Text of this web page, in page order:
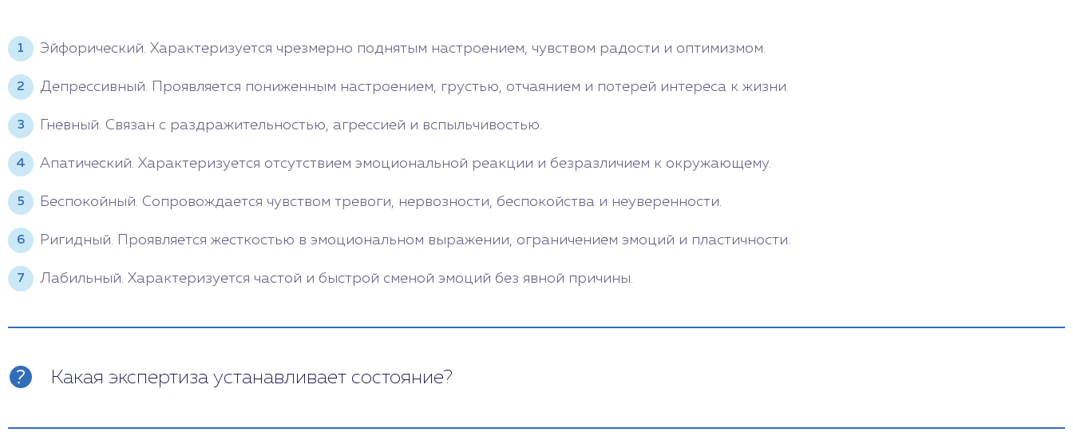
Эйфорический. Характеризуется чрезмерно поднятым настроением, чувством радости и оптимизмом.
Депрессивный. Проявляется пониженным настроением, грустью, отчаянием и потерей интереса к жизни.
Гневный. Связан с раздражительностью, агрессией и вспыльчивостью.
Апатический. Характеризуется отсутствием эмоциональной реакции и безразличием к окружающему.
Беспокойный. Сопровождается чувством тревоги, нервозности, беспокойства и неуверенности.
Ригидный. Проявляется жесткостью в эмоциональном выражении, ограничением эмоций и пластичности.
Лабильный. Характеризуется частой и быстрой сменой эмоций без явной причины.
Какая экспертиза устанавливает состояние?
Процедура проводится психиатрами или специалистами в области психиатрической экспертизы.